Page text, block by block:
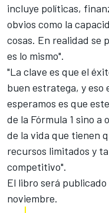
incluye políticas,
obvios como la
cosas. En realidad se
es lo mismo".
"La clave es que el
buen estratega, y eso
esperamos es que
de la Fórmula 1 sino
de la vida que tienen
recursos limitados y
competitivo".
El libro será
noviembre.